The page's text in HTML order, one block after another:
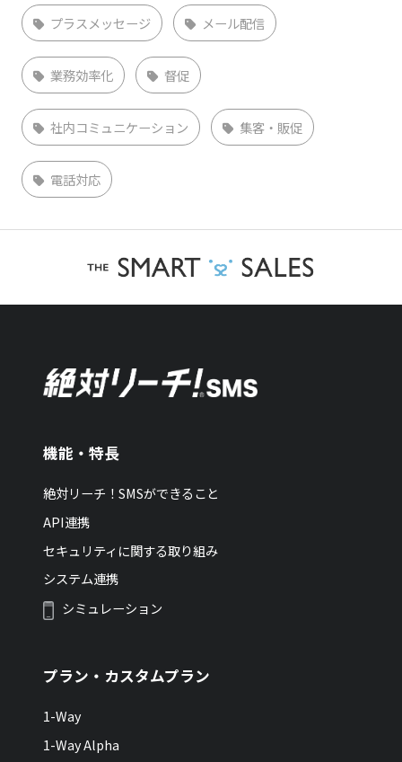
プラスメッセージ メール配信
業務効率化 督促
社内コミュニケーション 集客・販促
電話対応
機能・特長
絶対リーチ！SMSができること
API連携
セキュリティに関する取り組み
システム連携
シミュレーション
プラン・カスタムプラン
1-Way
1-Way Alpha